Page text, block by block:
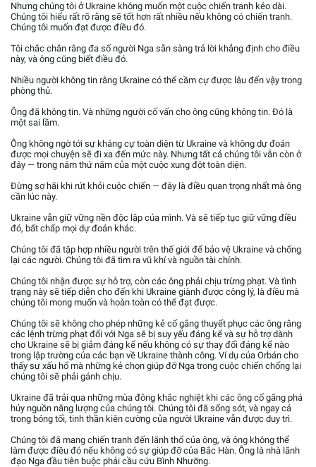
Nhưng chúng tôi ở Ukraine không muốn một cuộc chiến tranh kéo dài.
Chúng tôi hiểu rất rõ rằng sẽ tốt hơn rất nhiều nếu không có chiến tranh.
Chúng tôi muốn đạt được điều đó.
Tôi chắc chắn rằng đa số người Nga sẵn sàng trả lời khẳng định cho điều
này, và ông cũng biết điều đó.
Nhiều người không tin rằng Ukraine có thể cầm cự được lâu đến vậy trong
phòng thủ.
Ông đã không tin. Và những người cố vấn cho ông cũng không tin. Đó là
một sai lầm.
Ông không ngờ tới sự kháng cự toàn diện từ Ukraine và không dự đoán
được mọi chuyện sẽ đi xa đến mức này. Nhưng tất cả chúng tôi vẫn còn ở
đây — trong năm thứ năm của một cuộc xung đột toàn diện.
Đừng sợ hãi khi rút khỏi cuộc chiến — đây là điều quan trọng nhất mà ông
cần lúc này.
Ukraine vẫn giữ vững nền độc lập của mình. Và sẽ tiếp tục giữ vững điều
đó, bất chấp mọi dự đoán khác.
Chúng tôi đã tập hợp nhiều người trên thế giới để bảo vệ Ukraine và chống
lại các người. Chúng tôi đã tìm ra vũ khí và nguồn tài chính.
Chúng tôi nhận được sự hỗ trợ, còn các ông phải chịu trừng phạt. Và tình
trạng này sẽ tiếp diễn cho đến khi Ukraine giành được công lý, là điều mà
chúng tôi mong muốn và hoàn toàn có thể đạt được.
Chúng tôi sẽ không cho phép những kẻ cố gắng thuyết phục các ông rằng
các lệnh trừng phạt đối với Nga sẽ bị suy yếu đáng kể và sự hỗ trợ dành
cho Ukraine sẽ bị giảm đáng kể nếu không có sự thay đổi đáng kể nào
trong lập trường của các bạn về Ukraine thành công. Ví dụ của Orbán cho
thấy sự xấu hổ mà những kẻ chọn giúp đỡ Nga trong cuộc chiến chống lại
chúng tôi sẽ phải gánh chịu.
Ukraine đã trải qua những mùa đông khắc nghiệt khi các ông cố gắng phá
hủy nguồn năng lượng của chúng tôi. Chúng tôi đã sống sót, và ngay cả
trong bóng tối, tinh thần kiên cường của người Ukraine vẫn được duy trì.
Chúng tôi đã mang chiến tranh đến lãnh thổ của ông, và ông không thể
làm được điều đó nếu không có sự giúp đỡ của Bắc Hàn. Ông là nhà lãnh
đạo Nga đầu tiên buộc phải cầu cứu Bình Nhưỡng.